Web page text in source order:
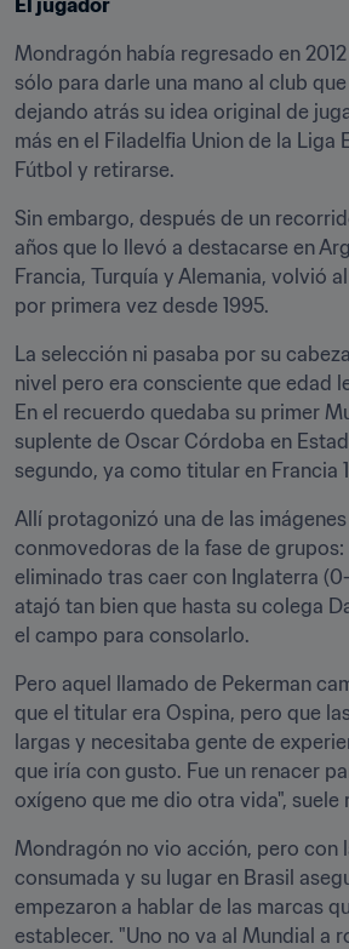
El jugador
Mondragón había regresado en
sólo para darle una mano al club
dejando atrás su idea original de
más en el Filadelfia Union de la Liga
Fútbol y retirarse.
Sin embargo, después de un
años que lo llevó a destacarse en
Francia, Turquía y Alemania, volvió
por primera vez desde 1995.
La selección ni pasaba por su
nivel pero era consciente que edad
En el recuerdo quedaba su primer
suplente de Oscar Córdoba en
segundo, ya como titular en Francia
Allí protagonizó una de las
conmovedoras de la fase de
eliminado tras caer con Inglaterra
atajó tan bien que hasta su colega
el campo para consolarlo.
Pero aquel llamado de Pekerman
que el titular era Ospina, pero que
largas y necesitaba gente de
que iría con gusto. Fue un renacer
oxígeno que me dio otra vida", suele
Mondragón no vio acción, pero con
consumada y su lugar en Brasil
empezaron a hablar de las marcas
establecer. "Uno no va al Mundial a